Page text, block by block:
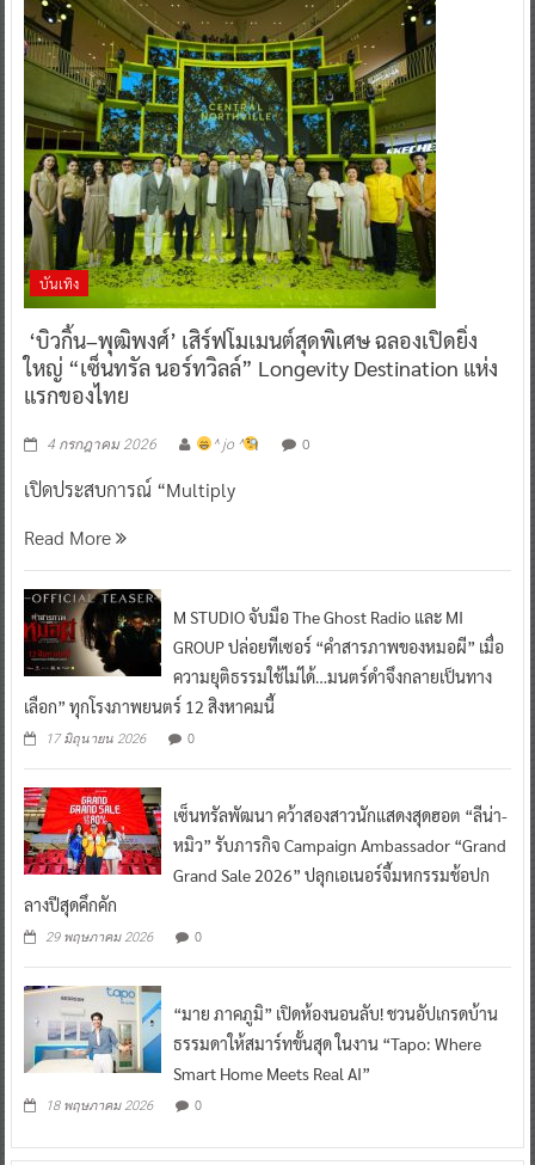
บันเทิง
‘บิวกิ้น–พุฒิพงศ์’ เสิร์ฟโมเมนต์สุดพิเศษ ฉลองเปิดยิ่ง
ใหญ่ “เซ็นทรัล นอร์ทวิลล์” Longevity Destination แห่ง
แรกของไทย
4 กรกฎาคม 2026 ^ jo ^ 0
เปิดประสบการณ์ “Multiply
Read More
M STUDIO จับมือ The Ghost Radio และ MI
GROUP ปล่อยทีเซอร์ “คำสารภาพของหมอผี” เมื่อ
ความยุติธรรมใช้ไม่ได้…มนตร์ดำจึงกลายเป็นทาง
เลือก” ทุกโรงภาพยนตร์ 12 สิงหาคมนี้
17 มิถุนายน 2026 0
เซ็นทรัลพัฒนา คว้าสองสาวนักแสดงสุดฮอต “ลีน่า-
หมิว” รับภารกิจ Campaign Ambassador “Grand
Grand Sale 2026” ปลุกเอเนอร์จี้มหกรรมช้อปก
ลางปีสุดคึกคัก
29 พฤษภาคม 2026 0
“มาย ภาคภูมิ” เปิดห้องนอนลับ! ชวนอัปเกรดบ้าน
ธรรมดาให้สมาร์ทขั้นสุด ในงาน “Tapo: Where
Smart Home Meets Real AI”
18 พฤษภาคม 2026 0